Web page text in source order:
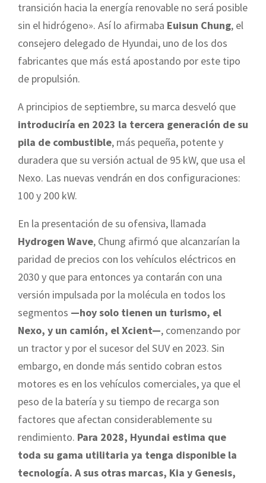
transición hacia la energía renovable no será posible
sin el hidrógeno». Así lo afirmaba Euisun Chung, el
consejero delegado de Hyundai, uno de los dos
fabricantes que más está apostando por este tipo
de propulsión.
A principios de septiembre, su marca desveló que
introduciría en 2023 la tercera generación de su
pila de combustible, más pequeña, potente y
duradera que su versión actual de 95 kW, que usa el
Nexo. Las nuevas vendrán en dos configuraciones:
100 y 200 kW.
En la presentación de su ofensiva, llamada
Hydrogen Wave, Chung afirmó que alcanzarían la
paridad de precios con los vehículos eléctricos en
2030 y que para entonces ya contarán con una
versión impulsada por la molécula en todos los
segmentos —hoy solo tienen un turismo, el
Nexo, y un camión, el Xcient—, comenzando por
un tractor y por el sucesor del SUV en 2023. Sin
embargo, en donde más sentido cobran estos
motores es en los vehículos comerciales, ya que el
peso de la batería y su tiempo de recarga son
factores que afectan considerablemente su
rendimiento. Para 2028, Hyundai estima que
toda su gama utilitaria ya tenga disponible la
tecnología. A sus otras marcas, Kia y Genesis,